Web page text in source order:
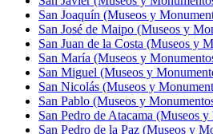
San Joaquín (Museos y
San José de Maipo (Museos y
San Juan de la Costa (Museos y
San María (Museos y
San Miguel (Museos y
San Nicolás (Museos y
San Pablo (Museos y
San Pedro de Atacama (Museos
San Pedro de la Paz (Museos y